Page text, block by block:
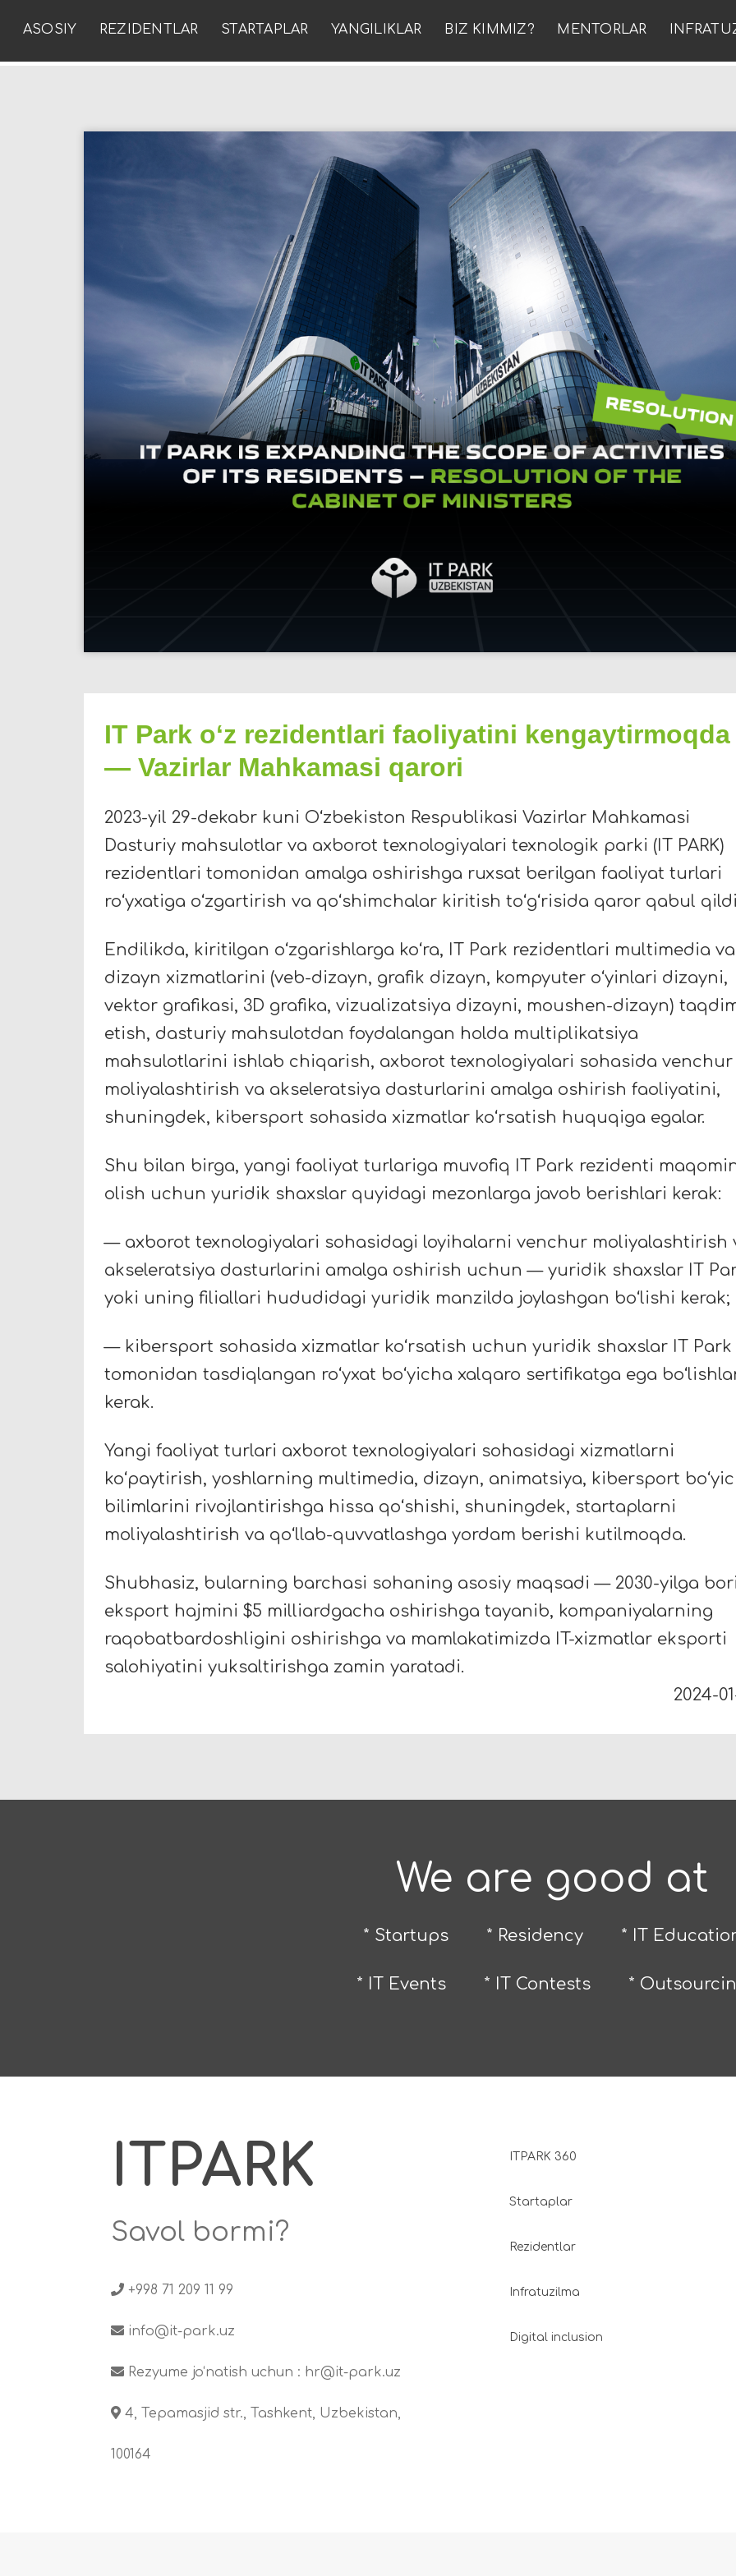
ASOSIY REZIDENTLAR STARTAPLAR YANGILIKLAR BIZ KIMMIZ? MENTORLAR
IT Park oʻz rezidentlari faoliyatini kengaytirmoqda
— Vazirlar Mahkamasi qarori
2023-yil 29-dekabr kuni Oʻzbekiston Respublikasi Vazirlar Mahkamasi
Dasturiy mahsulotlar va axborot texnologiyalari texnologik parki (IT PARK)
rezidentlari tomonidan amalga oshirishga ruxsat berilgan faoliyat turlari
roʻyxatiga oʻzgartirish va qoʻshimchalar kiritish toʻgʻrisida qaror qabul
Endilikda, kiritilgan oʻzgarishlarga koʻra, IT Park rezidentlari multimedia va
dizayn xizmatlarini (veb-dizayn, grafik dizayn, kompyuter oʻyinlari dizayni,
vektor grafikasi, 3D grafika, vizualizatsiya dizayni, moushen-dizayn)
etish, dasturiy mahsulotdan foydalangan holda multiplikatsiya
mahsulotlarini ishlab chiqarish, axborot texnologiyalari sohasida venchur
moliyalashtirish va akseleratsiya dasturlarini amalga oshirish faoliyatini,
shuningdek, kibersport sohasida xizmatlar koʻrsatish huquqiga egalar.
Shu bilan birga, yangi faoliyat turlariga muvofiq IT Park rezidenti
olish uchun yuridik shaxslar quyidagi mezonlarga javob berishlari kerak:
— axborot texnologiyalari sohasidagi loyihalarni venchur moliyalashtirish
akseleratsiya dasturlarini amalga oshirish uchun — yuridik shaxslar IT
yoki uning filiallari hududidagi yuridik manzilda joylashgan boʻlishi kerak;
— kibersport sohasida xizmatlar koʻrsatish uchun yuridik shaxslar IT Park
tomonidan tasdiqlangan roʻyxat boʻyicha xalqaro sertifikatga ega
kerak.
Yangi faoliyat turlari axborot texnologiyalari sohasidagi xizmatlarni
koʻpaytirish, yoshlarning multimedia, dizayn, animatsiya, kibersport
bilimlarini rivojlantirishga hissa qoʻshishi, shuningdek, startaplarni
moliyalashtirish va qoʻllab-quvvatlashga yordam berishi kutilmoqda.
Shubhasiz, bularning barchasi sohaning asosiy maqsadi — 2030-yilga
eksport hajmini $5 milliardgacha oshirishga tayanib, kompaniyalarning
raqobatbardoshligini oshirishga va mamlakatimizda IT-xizmatlar eksporti
salohiyatini yuksaltirishga zamin yaratadi.
2024-
We are good at
* Startups * Residency * IT
* IT Events * IT Contests *
ITPARK
Savol bormi?
+998 71 209 11 99
info@it-park.uz
Rezyume jo‘natish uchun : hr@it-park.uz
4, Tepamasjid str., Tashkent, Uzbekistan,
100164
ITPARK 360
Startaplar
Rezidentlar
Infratuzilma
Digital inclusion